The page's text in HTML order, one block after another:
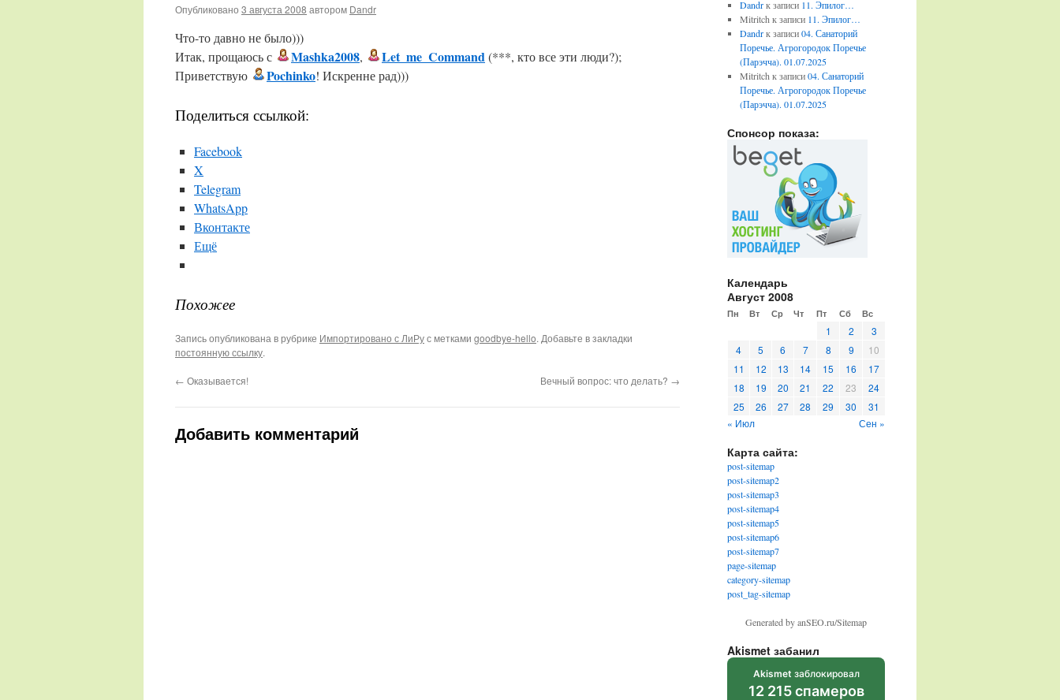
Опубликовано 3 августа 2008 автором Dandr
Что-то давно не было)))
Итак, прощаюсь с
Mashka2008, Let_me_Command(***, кто все эти люди?);
Приветствую
Pochinko! Искренне рад)))
Поделиться ссылкой:
Facebook
X
Telegram
WhatsApp
Вконтакте
Ещё
Похожее
Запись опубликована в рубрике Импортировано с ЛиРус метками goodbye-hello. Добавьте в закладки
постоянную ссылку.
← Оказывается! Вечный вопрос: что делать? →
Добавить комментарий
Dandrк записи 11. Эпилог…
Mitritch к записи 11. Эпилог…
Dandrк записи04. Санаторий
Поречье. Агрогородок Поречье
(Парэчча). 01.07.2025
Mitritch к записи04. Санаторий
Поречье. Агрогородок Поречье
(Парэчча). 01.07.2025
Спонсор показа:
Календарь
Август 2008
Пн Вт Ср Чт Пт Сб Вс
1 2
3
4
5 6 7 8 9
10
11
12 13 14 15 16
17
18
19 20 21 22 23
24
25
26 27 28 29 30
31
« Июл
Сен »
Карта сайта:
post-sitemap
post-sitemap2
post-sitemap3
post-sitemap4
post-sitemap5
post-sitemap6
post-sitemap7
page-sitemap
category-sitemap
post_tag-sitemap
Generated by anSEO.ru/Sitemap
Akismet забанил
Akismet заблокировал
12 215 спамеров